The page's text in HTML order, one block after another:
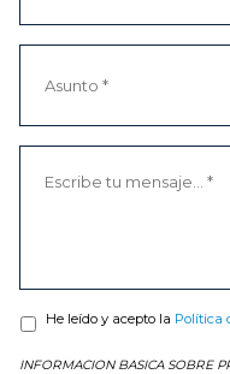
He leído y acepto la Política
INFORMACION BASICA SOBRE